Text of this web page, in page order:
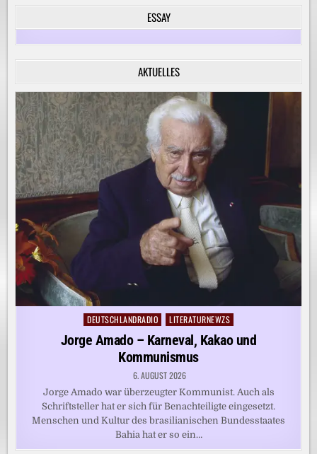
TECHNIKEN
KÖRPER,
UND
RUHE
ESSAY
AKTUELLES
Posted
DEUTSCHLANDRADIO LITERATURNEWZS
Jorge Amado – Karneval, Kakao und
Kommunismus
6. AUGUST 2026
Jorge Amado war überzeugter Kommunist. Auch als
Schriftsteller hat er sich für Benachteiligte eingesetzt.
Menschen und Kultur des brasilianischen Bundesstaates
Bahia hat er so ein…